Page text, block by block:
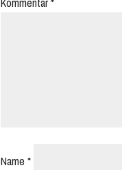
Name *